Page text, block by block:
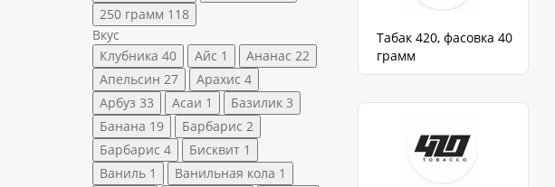
250 грамм 118
Вкус
Клубника 40 Айс 1 Ананас 22
Апельсин 27 Арахис 4
Арбуз 33 Асаи 1 Базилик 3
Банана 19 Барбарис 2
Барбарис 4 Бисквит 1
Ваниль 1 Ванильная кола 1
Табак 420, фасовка 40
грамм